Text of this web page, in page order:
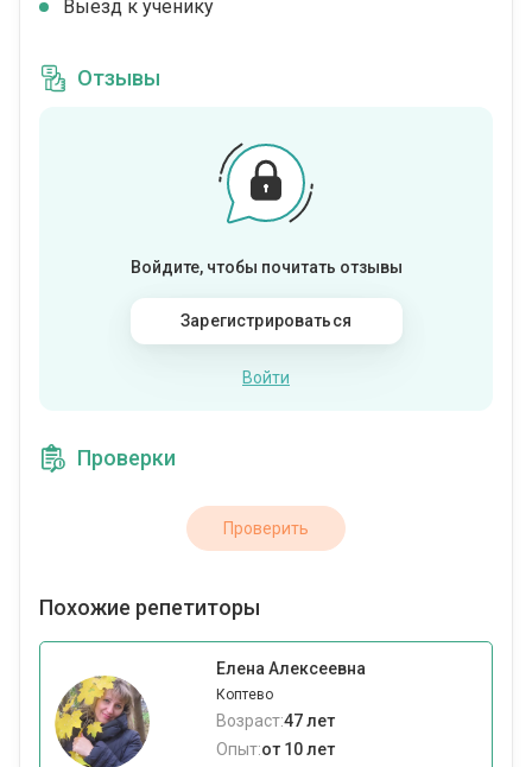
Выезд к ученику
Отзывы
Войдите, чтобы почитать отзывы
Зарегистрироваться
Войти
Проверки
Проверить
Похожие репетиторы
Елена Алексеевна
Коптево
Возраст:47 лет
Опыт:от 10 лет